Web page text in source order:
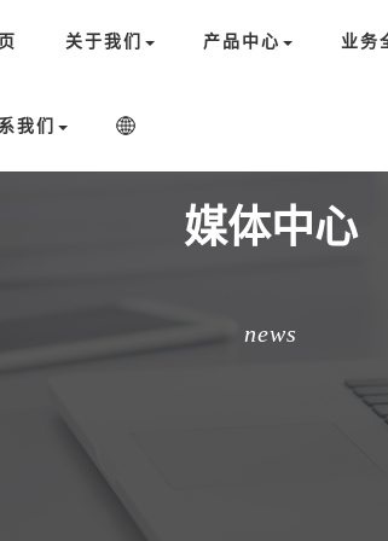
关于我们 产品中心 业务
我们
媒体中心
news